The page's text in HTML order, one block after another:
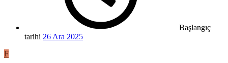
Başlangıç
tarihi 26 Ara 2025
F